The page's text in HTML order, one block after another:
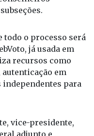
eleições para
o processo será
já usada em
em
para